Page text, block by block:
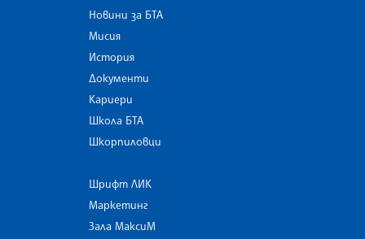
Новини за БТА
Мисия
История
Документи
Кариери
Школа БТА
Шкорпиловци
Шрифт ЛИК
Маркетинг
Зала МаксиМ